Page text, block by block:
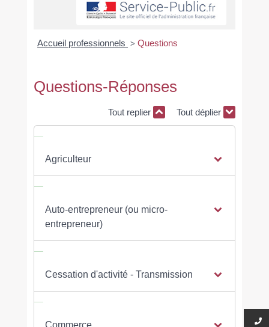
Accueil professionnels > Questions
Questions-Réponses
Tout replier Tout déplier
Agriculteur
Auto-entrepreneur (ou micro-
entrepreneur)
Cessation d'activité - Transmission